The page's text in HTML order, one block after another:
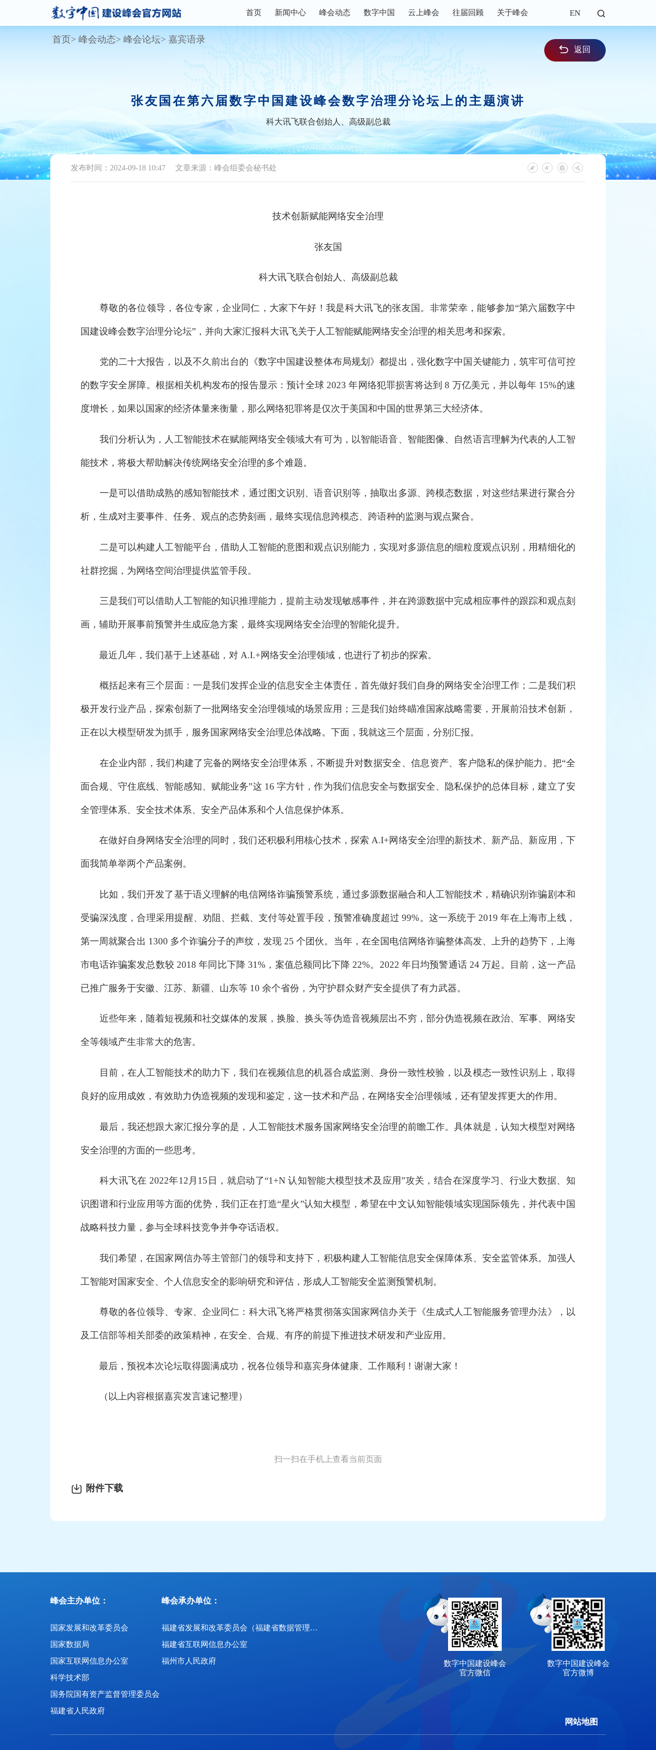
EN
首页 新闻中心
权威发布
视频播报
峰会镜头
峰会动态
峰会论坛
现场体验区
创新大赛
数字中国
主宾省
数字企业+
行业资讯
政策解读
云上峰会 往届回顾 关于峰会
返回
首页 峰会动态 峰会论坛 嘉宾语录
张友国在第六届数字中国建设峰会数字治理分论坛上的主题演讲
科大讯飞联合创始人、高级副总裁
发布时间：2024-09-18 10:47 文章来源：峰会组委会秘书处
技术创新赋能网络安全治理
张友国
科大讯飞联合创始人、高级副总裁
尊敬的各位领导，各位专家，企业同仁，大家下午好！我是科大讯飞的张友国。非常荣幸，能够参加“第六届数字中
国建设峰会数字治理分论坛”，并向大家汇报科大讯飞关于人工智能赋能网络安全治理的相关思考和探索。
党的二十大报告，以及不久前出台的《数字中国建设整体布局规划》都提出，强化数字中国关键能力，筑牢可信可控
的数字安全屏障。根据相关机构发布的报告显示：预计全球 2023 年网络犯罪损害将达到 8 万亿美元，并以每年 15%的速
度增长，如果以国家的经济体量来衡量，那么网络犯罪将是仅次于美国和中国的世界第三大经济体。
我们分析认为，人工智能技术在赋能网络安全领域大有可为，以智能语音、智能图像、自然语言理解为代表的人工智
能技术，将极大帮助解决传统网络安全治理的多个难题。
一是可以借助成熟的感知智能技术，通过图文识别、语音识别等，抽取出多源、跨模态数据，对这些结果进行聚合分
析，生成对主要事件、任务、观点的态势刻画，最终实现信息跨模态、跨语种的监测与观点聚合。
二是可以构建人工智能平台，借助人工智能的意图和观点识别能力，实现对多源信息的细粒度观点识别，用精细化的
社群挖掘，为网络空间治理提供监管手段。
三是我们可以借助人工智能的知识推理能力，提前主动发现敏感事件，并在跨源数据中完成相应事件的跟踪和观点刻
画，辅助开展事前预警并生成应急方案，最终实现网络安全治理的智能化提升。
最近几年，我们基于上述基础，对 A.I.+网络安全治理领域，也进行了初步的探索。
概括起来有三个层面：一是我们发挥企业的信息安全主体责任，首先做好我们自身的网络安全治理工作；二是我们积
极开发行业产品，探索创新了一批网络安全治理领域的场景应用；三是我们始终瞄准国家战略需要，开展前沿技术创新，
正在以大模型研发为抓手，服务国家网络安全治理总体战略。下面，我就这三个层面，分别汇报。
在企业内部，我们构建了完备的网络安全治理体系，不断提升对数据安全、信息资产、客户隐私的保护能力。把“全
面合规、守住底线、智能感知、赋能业务”这 16 字方针，作为我们信息安全与数据安全、隐私保护的总体目标，建立了安
全管理体系、安全技术体系、安全产品体系和个人信息保护体系。
在做好自身网络安全治理的同时，我们还积极利用核心技术，探索 A.I+网络安全治理的新技术、新产品、新应用，下
面我简单举两个产品案例。
比如，我们开发了基于语义理解的电信网络诈骗预警系统，通过多源数据融合和人工智能技术，精确识别诈骗剧本和
受骗深浅度，合理采用提醒、劝阻、拦截、支付等处置手段，预警准确度超过 99%。这一系统于 2019 年在上海市上线，
第一周就聚合出 1300 多个诈骗分子的声纹，发现 25 个团伙。当年，在全国电信网络诈骗整体高发、上升的趋势下，上海
市电话诈骗案发总数较 2018 年同比下降 31%，案值总额同比下降 22%。2022 年日均预警通话 24 万起。目前，这一产品
已推广服务于安徽、江苏、新疆、山东等 10 余个省份，为守护群众财产安全提供了有力武器。
近些年来，随着短视频和社交媒体的发展，换脸、换头等伪造音视频层出不穷，部分伪造视频在政治、军事、网络安
全等领域产生非常大的危害。
目前，在人工智能技术的助力下，我们在视频信息的机器合成监测、身份一致性校验，以及模态一致性识别上，取得
良好的应用成效，有效助力伪造视频的发现和鉴定，这一技术和产品，在网络安全治理领域，还有望发挥更大的作用。
最后，我还想跟大家汇报分享的是，人工智能技术服务国家网络安全治理的前瞻工作。具体就是，认知大模型对网络
安全治理的方面的一些思考。
科大讯飞在 2022年12月15日，就启动了“1+N 认知智能大模型技术及应用”攻关，结合在深度学习、行业大数据、知
识图谱和行业应用等方面的优势，我们正在打造“星火”认知大模型，希望在中文认知智能领域实现国际领先，并代表中国
战略科技力量，参与全球科技竞争并争夺话语权。
我们希望，在国家网信办等主管部门的领导和支持下，积极构建人工智能信息安全保障体系、安全监管体系。加强人
工智能对国家安全、个人信息安全的影响研究和评估，形成人工智能安全监测预警机制。
尊敬的各位领导、专家、企业同仁：科大讯飞将严格贯彻落实国家网信办关于《生成式人工智能服务管理办法》，以
及工信部等相关部委的政策精神，在安全、合规、有序的前提下推进技术研发和产业应用。
最后，预祝本次论坛取得圆满成功，祝各位领导和嘉宾身体健康、工作顺利！谢谢大家！
（以上内容根据嘉宾发言速记整理）
扫一扫在手机上查看当前页面
附件下载
峰会主办单位：
国家发展和改革委员会
国家数据局
国家互联网信息办公室
科学技术部
国务院国有资产监督管理委员会
福建省人民政府
峰会承办单位：
福建省发展和改革委员会（福建省数据管理局）
福建省互联网信息办公室
福州市人民政府
数字中国建设峰会
官方微信
数字中国建设峰会
官方微博
网站地图